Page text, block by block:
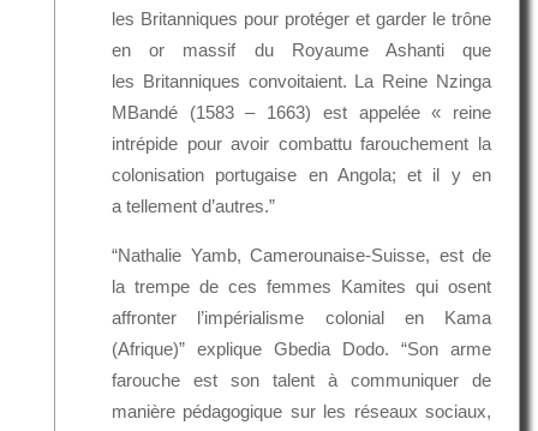
les Britanniques pour protéger et garder le trône
en or massif du Royaume Ashanti que
les Britanniques convoitaient. La Reine Nzinga
MBandé (1583 – 1663) est appelée « reine
intrépide pour avoir combattu farouchement la
colonisation portugaise en Angola; et il y en
a tellement d’autres.”
“Nathalie Yamb, Camerounaise-Suisse, est de
la trempe de ces femmes Kamites qui osent
affronter l’impérialisme colonial en Kama
(Afrique)” explique Gbedia Dodo. “Son arme
farouche est son talent à communiquer de
manière pédagogique sur les réseaux sociaux,